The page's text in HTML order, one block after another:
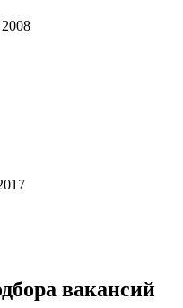
вакансий